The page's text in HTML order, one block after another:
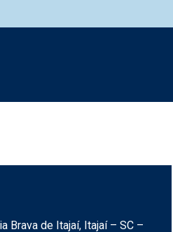
Brava de Itajaí, Itajaí – SC –